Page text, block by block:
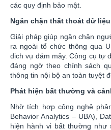
các quy định bảo mật.
Ngăn chặn thất thoát dữ
Giải pháp giúp ngăn chặn
ra ngoài tổ chức thông qua
dịch vụ đám mây. Công cụ tự
đáng ngờ theo chính sách
thông tin nội bộ an toàn tuyệt
Phát hiện bất thường và
Nhờ tích hợp công nghệ
Behavior Analytics – UBA),
hiện hành vi bất thường như